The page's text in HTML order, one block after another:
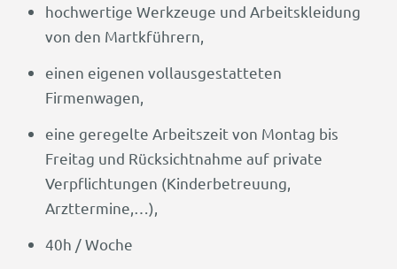
hochwertige Werkzeuge und Arbeitskleidung
von den Martkführern,
einen eigenen vollausgestatteten
Firmenwagen,
eine geregelte Arbeitszeit von Montag bis
Freitag und Rücksichtnahme auf private
Verpflichtungen (Kinderbetreuung,
Arzttermine,…),
40h / Woche